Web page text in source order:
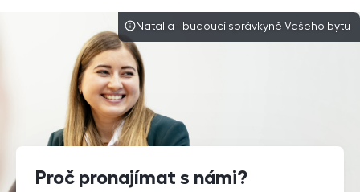
Natalia - budoucí správkyně Vašeho bytu
Proč pronajímat s námi?